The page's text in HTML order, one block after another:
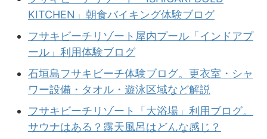
KITCHEN」朝食バイキング体験ブログ
フサキビーチリゾート屋内プール「インドアプ
ール」利用体験ブログ
石垣島フサキビーチ体験ブログ。更衣室・シャ
ワー設備・タオル・遊泳区域など解説
フサキビーチリゾート「大浴場」利用ブログ。
サウナはある？露天風呂はどんな感じ？